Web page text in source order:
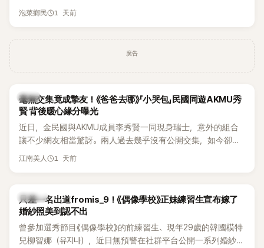
員包攬了前三名，展現了她們在女性社群中的高人氣。
泡菜鄉民 1 天前
廣告
韓星
毫無交集竟成摯友！《爸爸去哪》「小哭包」民國同遊AKMU秀
賢 背後暖心緣分曝光
近日，金民國與AKMU成員李秀賢一同現身瑞士，意外的組合
讓不少網友相當驚訝。兩人過去幾乎沒有公開交集，如今卻一
起踏上瑞士之旅，也讓粉絲紛紛好奇：「他們到底是怎麼認識
江南美人 1 天前
K-POP
只差一名出道fromis_9！《偶像學校》正妹練習生宣布嫁了
婚紗照美到認不出
曾參加選秀節目《偶像學校》的前練習生、現年29歲的韓國模特
兒柳智娜（유지나），近日無預警在社群平台公開一系列婚紗